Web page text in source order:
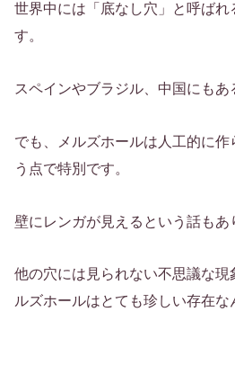
世界中には「底なし穴」と呼ばれ
す。
スペインやブラジル、中国にもあ
でも、メルズホールは人工的に
う点で特別です。
壁にレンガが見えるという話もあ
他の穴には見られない不思議な現
ルズホールはとても珍しい存在な